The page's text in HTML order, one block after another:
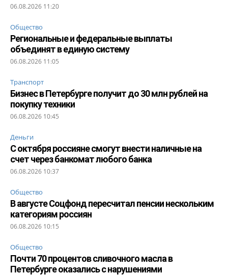
06.08.2026 11:20
Общество
Региональные и федеральные выплаты
объединят в единую систему
06.08.2026 11:05
Транспорт
Бизнес в Петербурге получит до 30 млн рублей на
покупку техники
06.08.2026 10:45
Деньги
С октября россияне смогут внести наличные на
счет через банкомат любого банка
06.08.2026 10:37
Общество
В августе Соцфонд пересчитал пенсии нескольким
категориям россиян
06.08.2026 10:15
Общество
Почти 70 процентов сливочного масла в
Петербурге оказались с нарушениями